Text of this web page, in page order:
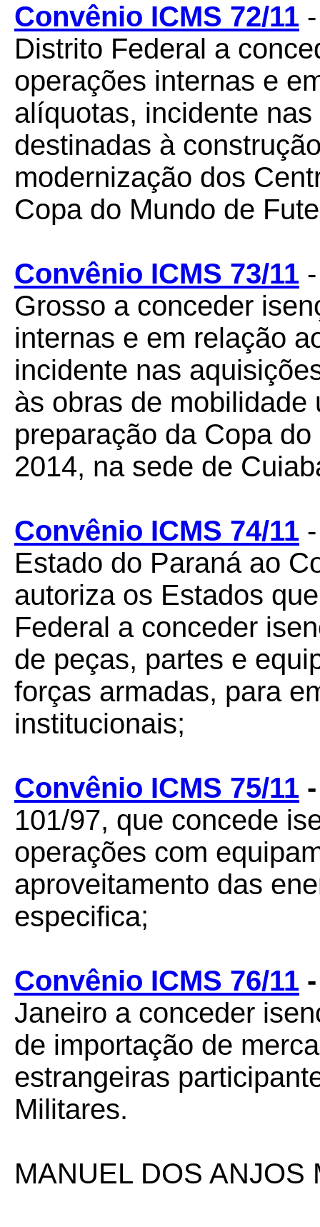
Convênio ICMS 72/11
Distrito Federal a
operações internas e
alíquotas, incidente
destinadas à
modernização dos
Copa do Mundo de
Convênio ICMS 73/11
Grosso a conceder
internas e em relação
incidente nas
às obras de
preparação da Copa
2014, na sede de
Convênio ICMS 74/11
Estado do Paraná ao
autoriza os Estados
Federal a conceder
de peças, partes e
forças armadas, para
institucionais;
Convênio ICMS 75/11
101/97, que concede
operações com
aproveitamento das
especifica;
Convênio ICMS 76/11
Janeiro a conceder
de importação de
estrangeiras
Militares.
MANUEL DOS ANJOS